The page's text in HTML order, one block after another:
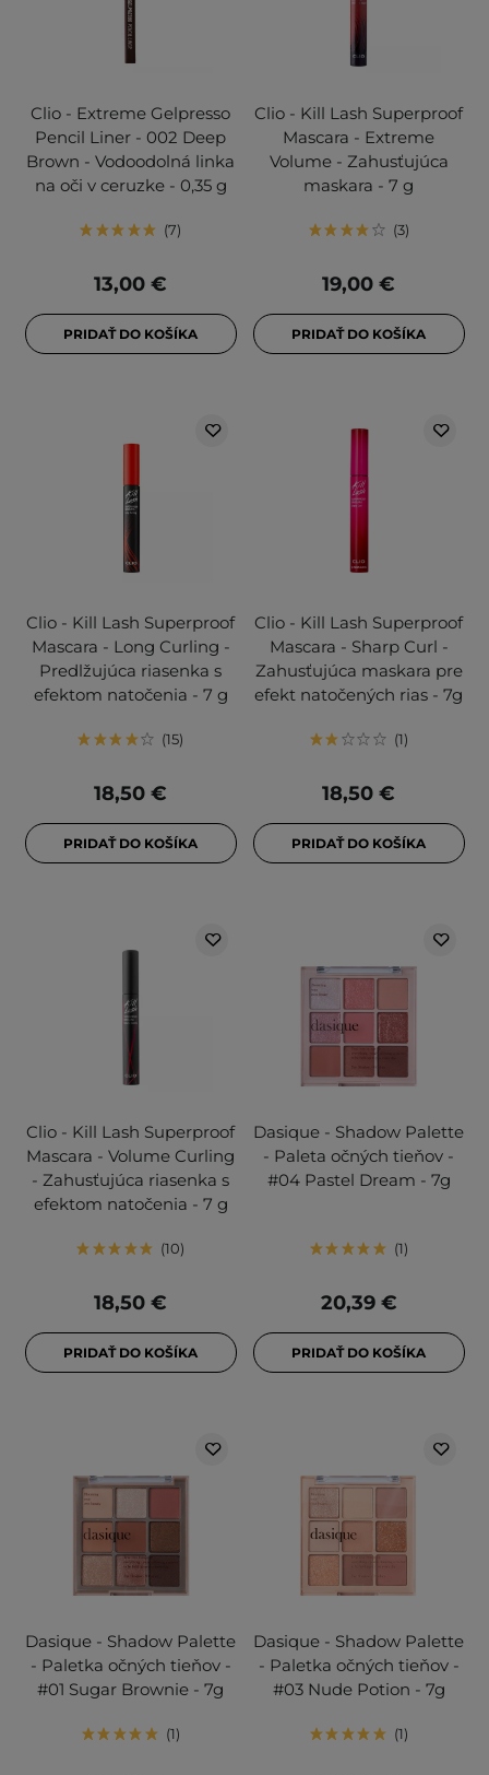
Clio - Extreme Gelpresso
Pencil Liner - 002 Deep
Brown - Vodoodolná linka
na oči v ceruzke - 0,35 g
7
13,00 €
PRIDAŤ DO KOŠÍKA
Clio - Kill Lash Superproof
Mascara - Extreme
Volume - Zahusťujúca
maskara - 7 g
3
19,00 €
PRIDAŤ DO KOŠÍKA
Clio - Kill Lash Superproof
Mascara - Long Curling -
Predlžujúca riasenka s
efektom natočenia - 7 g
15
18,50 €
PRIDAŤ DO KOŠÍKA
Clio - Kill Lash Superproof
Mascara - Sharp Curl -
Zahusťujúca maskara pre
efekt natočených rias - 7g
1
18,50 €
PRIDAŤ DO KOŠÍKA
Clio - Kill Lash Superproof
Mascara - Volume Curling
- Zahusťujúca riasenka s
efektom natočenia - 7 g
10
18,50 €
PRIDAŤ DO KOŠÍKA
Dasique - Shadow Palette
- Paleta očných tieňov -
#04 Pastel Dream - 7g
1
20,39 €
PRIDAŤ DO KOŠÍKA
Dasique - Shadow Palette
- Paletka očných tieňov -
#01 Sugar Brownie - 7g
1
Dasique - Shadow Palette
- Paletka očných tieňov -
#03 Nude Potion - 7g
1